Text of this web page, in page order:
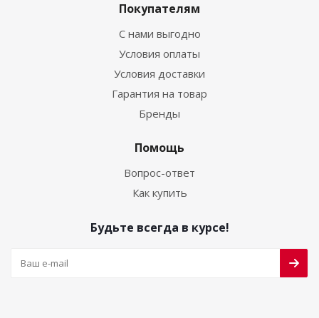
Покупателям
С нами выгодно
Условия оплаты
Условия доставки
Гарантия на товар
Бренды
Помощь
Вопрос-ответ
Как купить
Будьте всегда в курсе!